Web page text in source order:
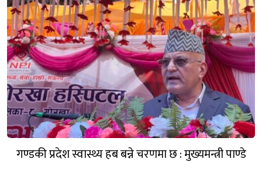
गण्डकी प्रदेश स्वास्थ्य हब बन्ने चरणमा छ : मुख्यमन्त्री पाण्डे